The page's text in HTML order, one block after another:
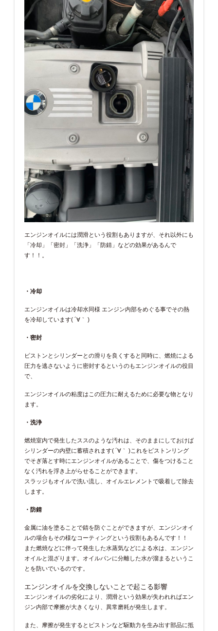
エンジンオイルには潤滑という役割もありますが、それ以外にも
「冷却」「密封」「洗浄」「防錆」などの効果があるんで
す！！。
・冷却
エンジンオイルは冷却水同様 エンジン内部をめぐる事でその熱
を冷却しています( ´∀｀ )
・密封
ピストンとシリンダーとの滑りを良くすると同時に、燃焼による
圧力を逃さないように密封するというのもエンジンオイルの役目
で、
エンジンオイルの粘度はこの圧力に耐えるために必要な物となり
ます。
・洗浄
燃焼室内で発生したススのような汚れは、そのままにしておけば
シリンダーの内壁に蓄積されます( ´∀｀ )これをピストンリング
でそぎ落とす時にエンジンオイルがあることで、傷をつけること
なく汚れを浮き上がらせることができます。
スラッジもオイルで洗い流し、オイルエレメントで吸着して除去
します。
・防錆
金属に油を塗ることで錆を防ぐことができますが、エンジンオイ
ルの場合もその様なコーティングという役割もあるんです！！
また燃焼などに伴って発生した水蒸気などによる水は、エンジン
オイルと混ざります。オイルパンに分離した水が溜まるというこ
とを防いでいるのです。
エンジンオイルを交換しないことで起こる影響
エンジンオイルの劣化により、潤滑という効果が失われればエン
ジン内部で摩擦が大きくなり、異常磨耗が発生します。
また、摩擦が発生するとピストンなど駆動力を生み出す部品に抵